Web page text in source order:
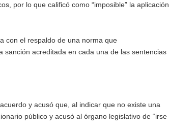
por lo que calificó como “imposible” la aplicación
con el respaldo de una norma que
acreditada en cada una de las sentencias
y acusó que, al indicar que no existe una
público y acusó al órgano legislativo de “irse